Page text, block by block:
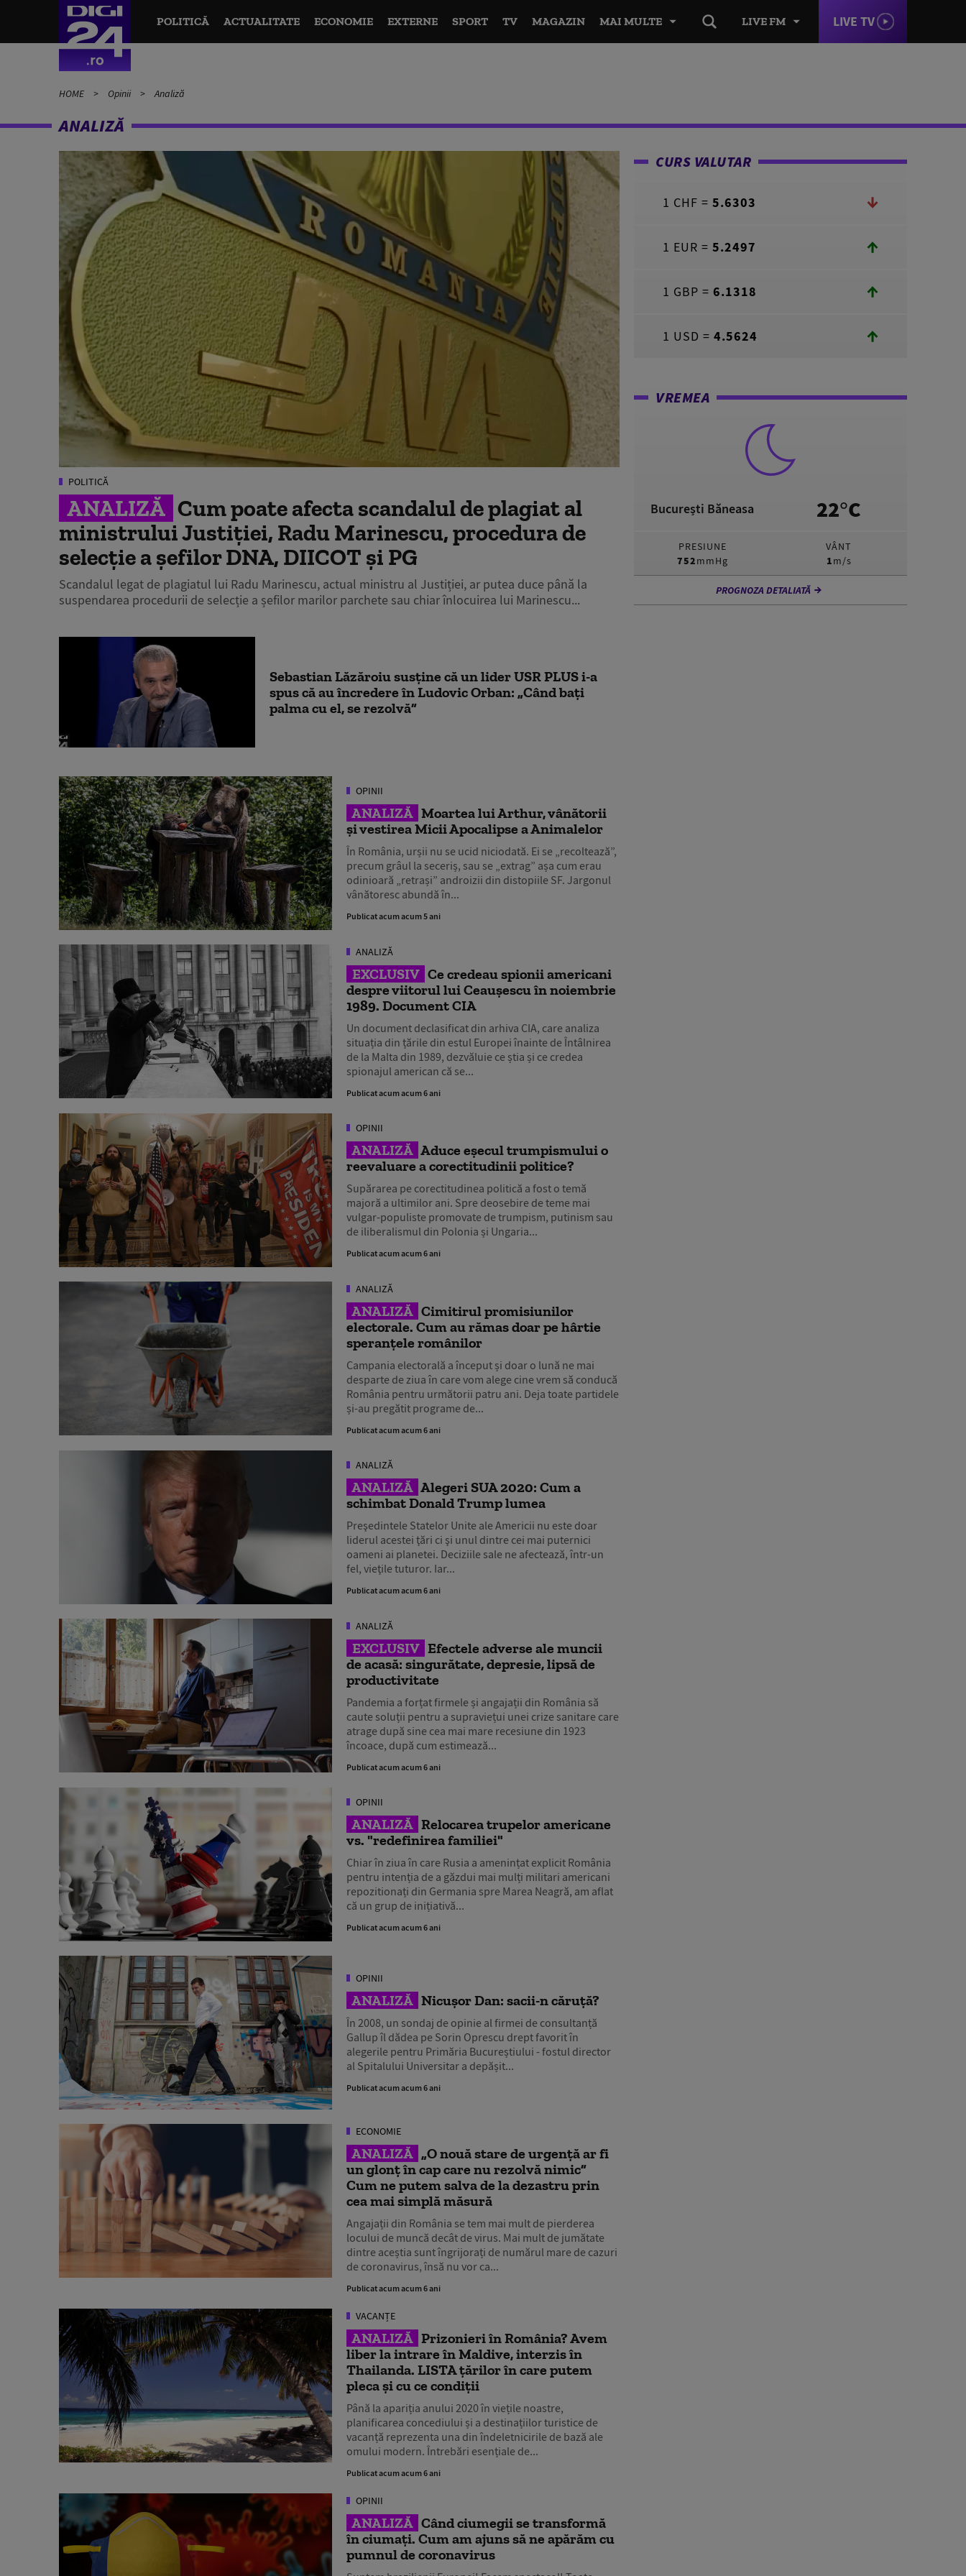
LIVE FM LIVE TV
POLITICĂ ACTUALITATE ECONOMIE EXTERNE SPORT TV MAGAZIN MAI MULTE
HOME Opinii Analiză
ANALIZĂ
POLITICĂ
ANALIZĂ Cum poate afecta scandalul de plagiat al
ministrului Justiției, Radu Marinescu, procedura de
selecție a șefilor DNA, DIICOT și PG
Scandalul legat de plagiatul lui Radu Marinescu, actual ministru al Justiției, ar putea duce până la
suspendarea procedurii de selecție a șefilor marilor parchete sau chiar înlocuirea lui Marinescu...
Sebastian Lăzăroiu susține că un lider USR PLUS i-a
spus că au încredere în Ludovic Orban: „Când bați
palma cu el, se rezolvă”
OPINII
ANALIZĂ Moartea lui Arthur, vânătorii
și vestirea Micii Apocalipse a Animalelor
În România, urșii nu se ucid niciodată. Ei se „recoltează”,
precum grâul la seceriș, sau se „extrag” așa cum erau
odinioară „retrași” androizii din distopiile SF. Jargonul
vânătoresc abundă în...
Publicat acum acum 5 ani
ANALIZĂ
EXCLUSIV Ce credeau spionii americani
despre viitorul lui Ceaușescu în noiembrie
1989. Document CIA
Un document declasificat din arhiva CIA, care analiza
situația din țările din estul Europei înainte de Întâlnirea
de la Malta din 1989, dezvăluie ce știa și ce credea
spionajul american că se...
Publicat acum acum 6 ani
OPINII
ANALIZĂ Aduce eșecul trumpismului o
reevaluare a corectitudinii politice?
Supărarea pe corectitudinea politică a fost o temă
majoră a ultimilor ani. Spre deosebire de teme mai
vulgar-populiste promovate de trumpism, putinism sau
de iliberalismul din Polonia și Ungaria...
Publicat acum acum 6 ani
ANALIZĂ
ANALIZĂ Cimitirul promisiunilor
electorale. Cum au rămas doar pe hârtie
speranțele românilor
Campania electorală a început și doar o lună ne mai
desparte de ziua în care vom alege cine vrem să conducă
România pentru următorii patru ani. Deja toate partidele
și-au pregătit programe de...
Publicat acum acum 6 ani
ANALIZĂ
ANALIZĂ Alegeri SUA 2020: Cum a
schimbat Donald Trump lumea
Preşedintele Statelor Unite ale Americii nu este doar
liderul acestei ţări ci şi unul dintre cei mai puternici
oameni ai planetei. Deciziile sale ne afectează, într-un
fel, vieţile tuturor. Iar...
Publicat acum acum 6 ani
ANALIZĂ
EXCLUSIV Efectele adverse ale muncii
de acasă: singurătate, depresie, lipsă de
productivitate
Pandemia a forțat firmele și angajații din România să
caute soluții pentru a supraviețui unei crize sanitare care
atrage după sine cea mai mare recesiune din 1923
încoace, după cum estimează...
Publicat acum acum 6 ani
OPINII
ANALIZĂ Relocarea trupelor americane
vs. "redefinirea familiei"
Chiar în ziua în care Rusia a amenințat explicit România
pentru intenția de a găzdui mai mulți militari americani
repozitionați din Germania spre Marea Neagră, am aflat
că un grup de inițiativă...
Publicat acum acum 6 ani
OPINII
ANALIZĂ Nicușor Dan: sacii-n căruță?
În 2008, un sondaj de opinie al firmei de consultanță
Gallup îl dădea pe Sorin Oprescu drept favorit în
alegerile pentru Primăria Bucureștiului - fostul director
al Spitalului Universitar a depășit...
Publicat acum acum 6 ani
ECONOMIE
ANALIZĂ „O nouă stare de urgență ar fi
un glonț în cap care nu rezolvă nimic”
Cum ne putem salva de la dezastru prin
cea mai simplă măsură
Angajații din România se tem mai mult de pierderea
locului de muncă decât de virus. Mai mult de jumătate
dintre aceștia sunt îngrijorați de numărul mare de cazuri
de coronavirus, însă nu vor ca...
Publicat acum acum 6 ani
VACANȚE
ANALIZĂ Prizonieri în România? Avem
liber la intrare în Maldive, interzis în
Thailanda. LISTA țărilor în care putem
pleca și cu ce condiții
Până la apariția anului 2020 în viețile noastre,
planificarea concediului și a destinațiilor turistice de
vacanță reprezenta una din îndeletnicirile de bază ale
omului modern. Întrebări esențiale de...
Publicat acum acum 6 ani
OPINII
ANALIZĂ Când ciumegii se transformă
în ciumați. Cum am ajuns să ne apărăm cu
pumnul de coronavirus
CURS VALUTAR
1 CHF = 5.6303
1 EUR = 5.2497
1 GBP = 6.1318
1 USD = 4.5624
VREMEA
București Băneasa 22°C
PRESIUNE
752mmHg
VÂNT
1m/s
PROGNOZA DETALIATĂ